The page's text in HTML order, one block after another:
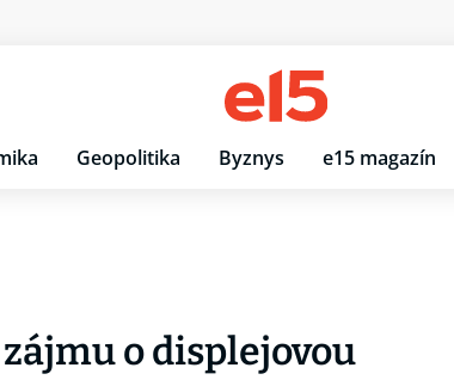
Geopolitika Byznys e15 magazín
o displejovou